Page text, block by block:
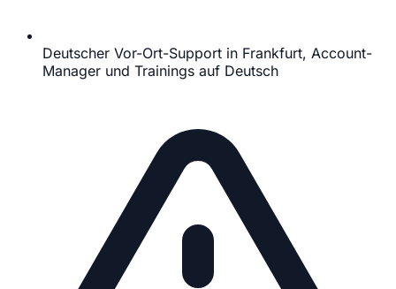
Deutscher Vor-Ort-Support in Frankfurt, Account-
Manager und Trainings auf Deutsch